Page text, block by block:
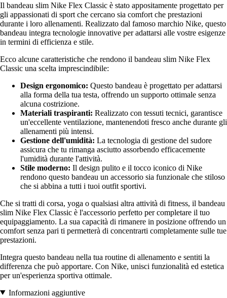
Il bandeau slim Nike Flex Classic è stato appositamente progettato per
gli appassionati di sport che cercano sia comfort che prestazioni
durante i loro allenamenti. Realizzato dal famoso marchio Nike, questo
bandeau integra tecnologie innovative per adattarsi alle vostre esigenze
in termini di efficienza e stile.
Ecco alcune caratteristiche che rendono il bandeau slim Nike Flex
Classic una scelta imprescindibile:
Design ergonomico: Questo bandeau è progettato per adattarsi
alla forma della tua testa, offrendo un supporto ottimale senza
alcuna costrizione.
Materiali traspiranti: Realizzato con tessuti tecnici, garantisce
un'eccellente ventilazione, mantenendoti fresco anche durante gli
allenamenti più intensi.
Gestione dell'umidità: La tecnologia di gestione del sudore
assicura che tu rimanga asciutto assorbendo efficacemente
l'umidità durante l'attività.
Stile moderno: Il design pulito e il tocco iconico di Nike
rendono questo bandeau un accessorio sia funzionale che stiloso
che si abbina a tutti i tuoi outfit sportivi.
Che si tratti di corsa, yoga o qualsiasi altra attività di fitness, il bandeau
slim Nike Flex Classic è l'accessorio perfetto per completare il tuo
equipaggiamento. La sua capacità di rimanere in posizione offrendo un
comfort senza pari ti permetterà di concentrarti completamente sulle tue
prestazioni.
Integra questo bandeau nella tua routine di allenamento e sentiti la
differenza che può apportare. Con Nike, unisci funzionalità ed estetica
per un'esperienza sportiva ottimale.
Informazioni aggiuntive